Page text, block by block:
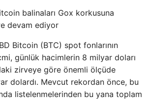
balinaları Gox korkusuna
devam ediyor
Bitcoin (BTC) spot fonlarının
günlük hacimlerin 8 milyar doları
zirveye göre önemli ölçüde
dolardı. Mevcut rekordan önce, bu
listelenmelerinden bu yana toplam